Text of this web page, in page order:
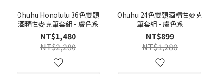
Ohuhu Honolulu 36色雙頭
酒精性麥克筆套組 - 膚色系
NT$1,480
NT$2,280
Ohuhu 24色雙頭酒精性麥克
筆套組 - 膚色系
NT$899
NT$1,280